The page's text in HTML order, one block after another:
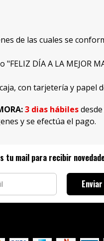
de las cuales se
DÍA A LA MEJOR
con tarjetería y papel
3 dias hábiles
y se efectúa el pago.
tu mail para recibir
Enviar